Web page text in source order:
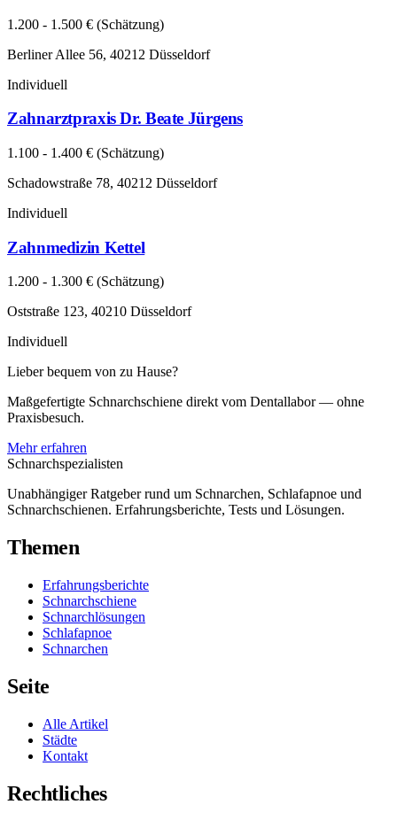
1.200 - 1.500 € (Schätzung)
Berliner Allee 56, 40212 Düsseldorf
Individuell
Zahnarztpraxis Dr. Beate Jürgens
1.100 - 1.400 € (Schätzung)
Schadowstraße 78, 40212 Düsseldorf
Individuell
Zahnmedizin Kettel
1.200 - 1.300 € (Schätzung)
Oststraße 123, 40210 Düsseldorf
Individuell
Lieber bequem von zu Hause?
Maßgefertigte Schnarchschiene direkt vom Dentallabor — ohne
Praxisbesuch.
Mehr erfahren
Schnarchspezialisten
Unabhängiger Ratgeber rund um Schnarchen, Schlafapnoe und
Schnarchschienen. Erfahrungsberichte, Tests und Lösungen.
Themen
Erfahrungsberichte
Schnarchschiene
Schnarchlösungen
Schlafapnoe
Schnarchen
Seite
Alle Artikel
Städte
Kontakt
Rechtliches